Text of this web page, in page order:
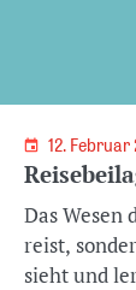
12.
Das Wesen
reist,
sieht und